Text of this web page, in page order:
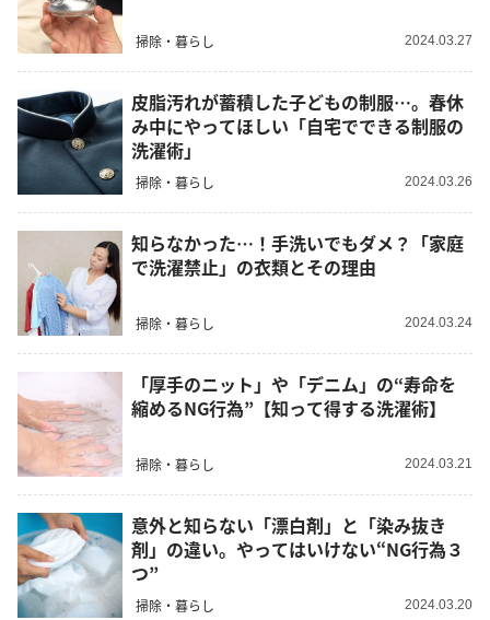
掃除・暮らし 2024.03.27
皮脂汚れが蓄積した子どもの制服…。春休
み中にやってほしい「自宅でできる制服の
洗濯術」
掃除・暮らし 2024.03.26
知らなかった…！手洗いでもダメ？「家庭
で洗濯禁止」の衣類とその理由
掃除・暮らし 2024.03.24
「厚手のニット」や「デニム」の“寿命を
縮めるNG行為”【知って得する洗濯術】
掃除・暮らし 2024.03.21
意外と知らない「漂白剤」と「染み抜き
剤」の違い。やってはいけない“NG行為３
つ”
掃除・暮らし 2024.03.20